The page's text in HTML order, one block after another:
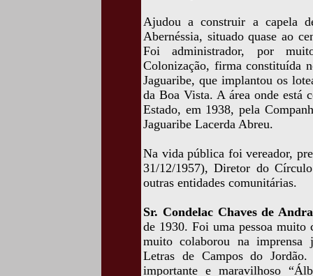
Ajudou a construir a capela
Abernéssia, situado quase ao
Foi administrador, por
Colonização, firma constituída
Jaguaribe, que implantou os
da Boa Vista. A área onde está
Estado, em 1938, pela
Jaguaribe Lacerda Abreu.
Na vida pública foi vereador,
31/12/1957), Diretor do
outras entidades comunitárias.
Sr. Condelac Chaves de
de 1930. Foi uma pessoa
muito colaborou na imprensa
Letras de Campos do
importante e maravilhoso